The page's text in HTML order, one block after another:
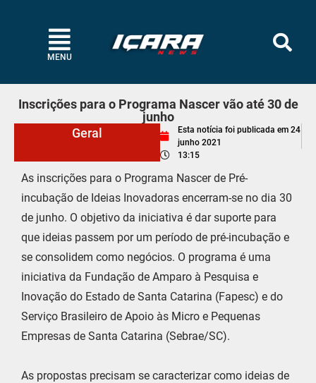
MENU
Inscrições para o Programa Nascer vão até 30 de
junho
Geral
Esta notícia foi publicada em 24
junho 2021
13:15
As inscrições para o Programa Nascer de Pré-
incubação de Ideias Inovadoras encerram-se no dia 30
de junho. O objetivo da iniciativa é dar suporte para
que ideias passem por um período de pré-incubação e
se consolidem como negócios. O programa é uma
iniciativa da Fundação de Amparo à Pesquisa e
Inovação do Estado de Santa Catarina (Fapesc) e do
Serviço Brasileiro de Apoio às Micro e Pequenas
Empresas de Santa Catarina (Sebrae/SC).
As propostas precisam se caracterizar como ideias de